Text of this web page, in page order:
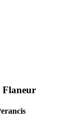
Flaneur